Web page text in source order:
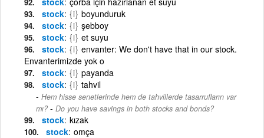
stock {i} boyunduruk
stock {i} şebboy
stock {i} et suyu
stock {i} envanter: We don't have that in our stock.
Envanterimizde yok o
stock {i} payanda
stock {i} tahvil
Hem hisse senetlerinde hem de tahvillerde tasarrufların var
mı? - Do you have savings in both stocks and bonds?
stock kızak
stock omça